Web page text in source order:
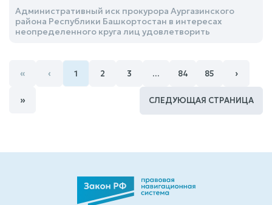
Административный иск прокурора Аургазинского
района Республики Башкортостан в интересах
неопределенного круга лиц удовлетворить
« ‹ 1 2 3 … 84 85 ›
» СЛЕДУЮЩАЯ СТРАНИЦА